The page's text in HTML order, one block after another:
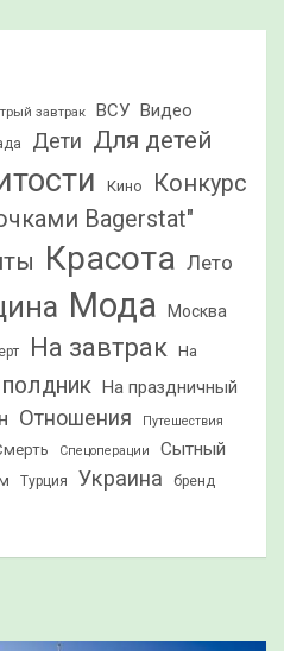
завтрак ВСУ Видео
Дети Для детей
Кино
Конкурс
Bagerstat"
Красота Лето
Мода Москва
На завтрак На
На праздничный
Отношения Путешествия
Спецоперации
Сытный
Турция Украина бренд